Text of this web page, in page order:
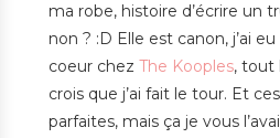
ma robe, histoire d’écrire un
non ? :D Elle est canon, j’ai
coeur chez The Kooples, tout
crois que j’ai fait le tour. Et
parfaites, mais ça je vous